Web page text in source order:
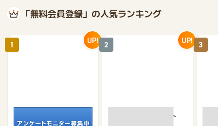
「無料会員登録」の人気ランキング
1 UP!
京急プレミアポイント
2 UP! 3